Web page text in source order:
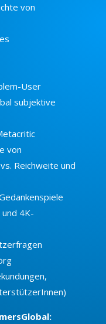
von
User
subjektive
von
Reichweite und
4K-